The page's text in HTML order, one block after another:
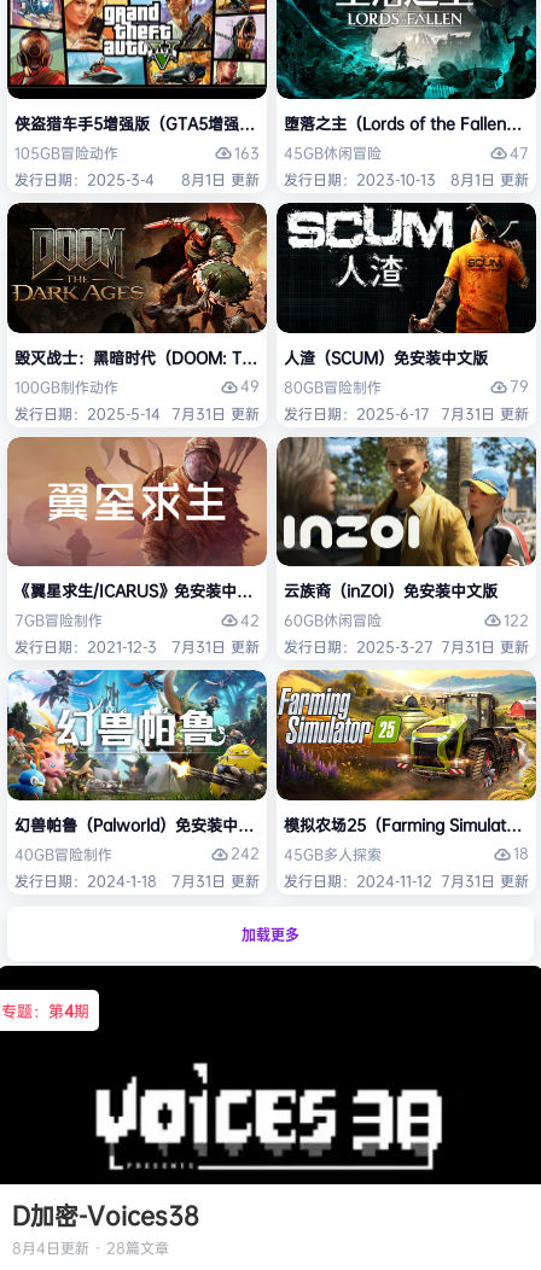
侠盗猎车手5增强版（GTA5增强版（Grand Theft Auto V Enhanced）免
105GB冒险动作
163
发行日期：2025-3-4
8月1日 更新
堕落之主（Lords of the Fallen）免
45GB休闲冒险
47
发行日期：2023-10-13
8月1日 更新
毁灭战士：黑暗时代（DOOM: The Dark Ages）免安装中文版
100GB制作动作
49
发行日期：2025-5-14 7月31日 更新
人渣（SCUM）免安装中文版
80GB冒险制作
79
发行日期：2025-6-17 7月31日 更新
《翼星求生/ICARUS》免安装中文版
7GB冒险制作
42
发行日期：2021-12-3
7月31日 更新
云族裔（inZOI）免安装中文版
60GB休闲冒险
122
发行日期：2025-3-27 7月31日 更新
幻兽帕鲁（Palworld）免安装中文版
40GB冒险制作
242
发行日期：2024-1-18
7月31日 更新
模拟农场25（Farming Simulator
45GB多人探索
18
发行日期：2024-11-12 7月31日 更新
加载更多
专题：第4期
D加密-Voices38
8月4日更新 · 28篇文章